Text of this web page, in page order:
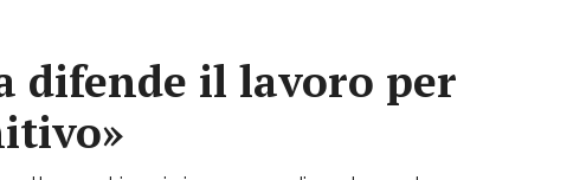
difende il lavoro per